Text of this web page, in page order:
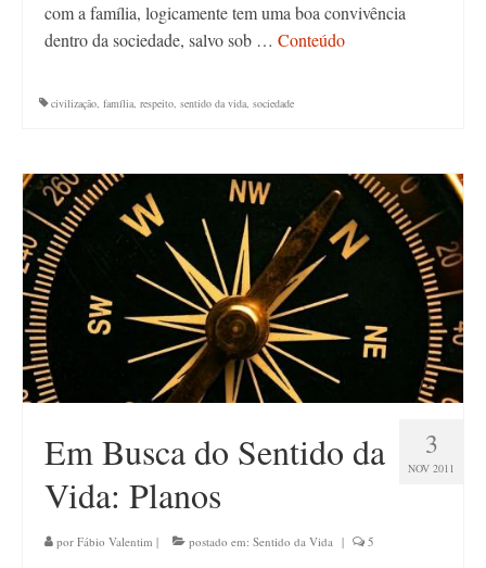
com a família, logicamente tem uma boa convivência
dentro da sociedade, salvo sob … Conteúdo
civilização, família, respeito, sentido da vida, sociedade
3
NOV 2011
Em Busca do Sentido da
Vida: Planos
por Fábio Valentim | postado em: Sentido da Vida | 5